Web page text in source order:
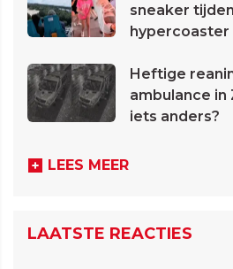
sneaker
hypercoaster
Heftige
ambulance
iets anders?
LEES MEER
LAATSTE REACTIES